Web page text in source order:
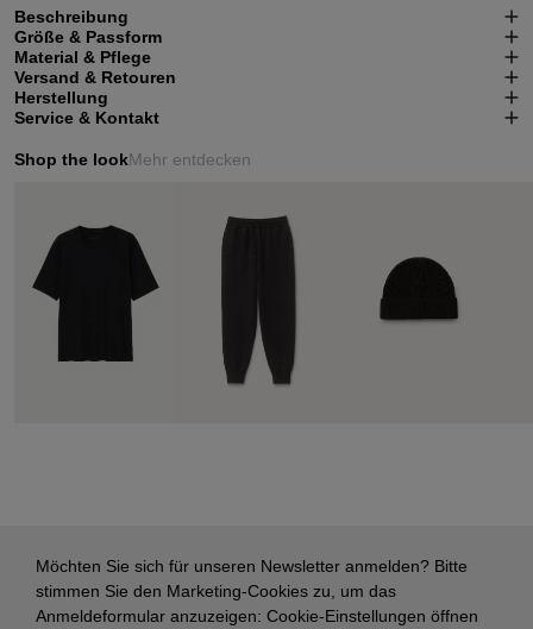
Beschreibung
Größe & Passform
Material & Pflege
Versand & Retouren
Herstellung
Service & Kontakt
Shop the lookMehr entdecken
Möchten Sie sich für unseren Newsletter anmelden? Bitte
stimmen Sie den Marketing-Cookies zu, um das
Anmeldeformular anzuzeigen: Cookie-Einstellungen öffnen